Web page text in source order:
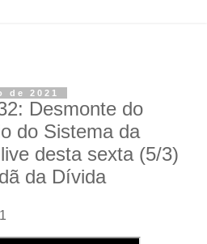
de 2021
Desmonte do
do Sistema da
desta sexta (5/3)
da Dívida